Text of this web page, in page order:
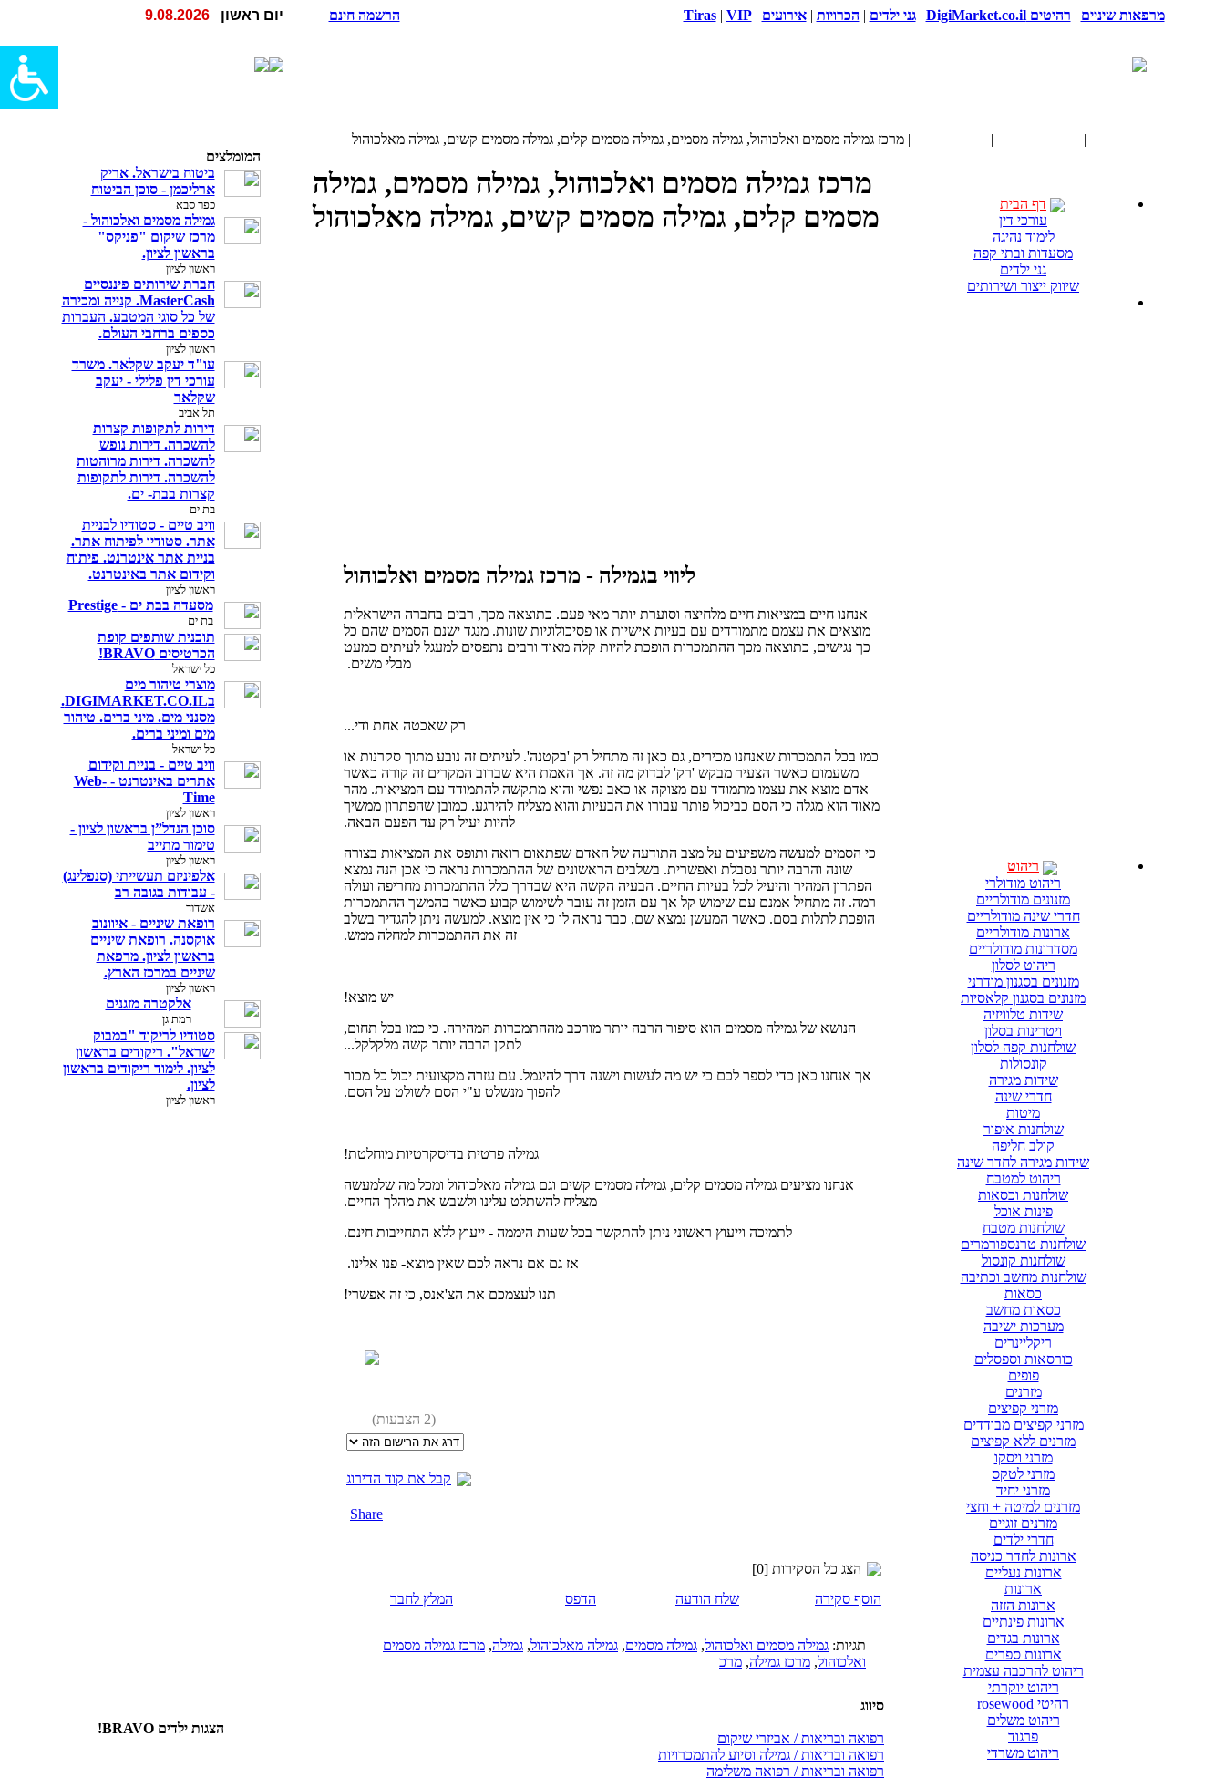
מרפאות שיניים | רהיטים DigiMarket.co.il |גני ילדים | הכרויות |אירועים |
Tiras| VIP הרשמה חינם יום ראשון 9.08.2026
|
| | מרכז גמילה מסמים ואלכוהול, גמילה מסמים, גמילה מסמים קלים, גמילה מסמים קשים, גמילה מאלכוהול
דף הבית
עורכי דין
לימוד נהיגה
מסעדות ובתי קפה
גני ילדים
שיווק ייצור ושירותים
ריהוט
ריהוט מודולרי
מזנונים מודולריים
חדרי שינה מודולריים
ארונות מודולריים
מסדרונות מודולריים
ריהוט לסלון
מזנונים בסגנון מודרני
מזנונים בסגנון קלאסיות
שידות טלוויזיה
ויטרינות בסלון
שולחנות קפה לסלון
קונסולות
שידות מגירה
חדרי שינה
מיטות
שולחנות איפור
קולב חליפה
שידות מגירה לחדר שינה
ריהוט למטבח
שולחנות וכסאות
פינות אוכל
שולחנות מטבח
שולחנות טרנספורמרים
שולחנות קונסול
שולחנות מחשב וכתיבה
כסאות
כסאות מחשב
מערכות ישיבה
ריקליינרים
כורסאות וספסלים
פופים
מזרנים
מזרני קפיצים
מזרני קפיצים מבודדים
מזרנים ללא קפיצים
מזרני ויסקו
מזרני לטקס
מזרני יחיד
מזרנים למיטה + וחצי
מזרנים זוגיים
חדרי ילדים
ארונות לחדר כניסה
ארונות נעליים
ארונות
ארונות הזזה
ארונות פינתיים
ארונות בגדים
ארונות ספרים
ריהוט להרכבה עצמית
ריהוט יוקרתי
רהיטי rosewood
ריהוט משלים
פרגוד
ריהוט משרדי
מרכז גמילה מסמים ואלכוהול, גמילה מסמים, גמילה
מסמים קלים, גמילה מסמים קשים, גמילה מאלכוהול
ליווי בגמילה - מרכז גמילה מסמים ואלכוהול
אנחנו חיים במציאות חיים מלחיצה וסוערת יותר מאי פעם. כתוצאה מכך, רבים בחברה הישראלית
מוצאים את עצמם מתמודדים עם בעיות אישיות או פסיכולוגיות שונות. מנגד ישנם הסמים שהם כל
כך נגישים, כתוצאה מכך ההתמכרות הופכת להיות קלה מאוד ורבים נתפסים למעגל לעיתים כמעט
מבלי משים.
רק שאכטה אחת ודי...
כמו בכל התמכרות שאנחנו מכירים, גם כאן זה מתחיל רק 'בקטנה'. לעיתים זה נובע מתוך סקרנות או
משעמום כאשר הצעיר מבקש 'רק' לבדוק מה זה. אך האמת היא שברוב המקרים זה קורה כאשר
אדם מוצא את עצמו מתמודד עם מצוקה או כאב נפשי והוא מתקשה להתמודד עם המציאות. מהר
מאוד הוא מגלה כי הסם כביכול פותר עבורו את הבעיות והוא מצליח להירגע. כמובן שהפתרון ממשיך
להיות יעיל רק עד הפעם הבאה.
כי הסמים למעשה משפיעים על מצב התודעה של האדם שפתאום רואה ותופס את המציאות בצורה
שונה והרבה יותר נסבלת ואפשרית. בשלבים הראשונים של ההתמכרות נראה כי אכן הנה נמצא
הפתרון המהיר והיעיל לכל בעיות החיים. הבעיה הקשה היא שבדרך כלל ההתמכרות מחריפה ועולה
רמה. זה מתחיל אמנם עם שימוש קל אך עם הזמן זה עובר לשימוש קבוע כאשר בהמשך ההתמכרות
הופכת לתלות בסם. כאשר המעשן נמצא שם, כבר נראה לו כי אין מוצא. למעשה ניתן להגדיר בשלב
זה את ההתמכרות למחלה ממש.
יש מוצא!
הנושא של גמילה מסמים הוא סיפור הרבה יותר מורכב מההתמכרות המהירה. כי כמו בכל תחום,
לתקן הרבה יותר קשה מלקלקל...
אך אנחנו כאן כדי לספר לכם כי יש מה לעשות וישנה דרך להיגמל. עם עזרה מקצועית יכול כל מכור
להפוך מנשלט ע"י הסם לשולט על הסם.
גמילה פרטית בדיסקרטיות מוחלטת!
אנחנו מציעים גמילה מסמים קלים, גמילה מסמים קשים וגם גמילה מאלכוהול ומכל מה שלמעשה
מצליח להשתלט עלינו ולשבש את מהלך החיים.
לתמיכה וייעוץ ראשוני ניתן להתקשר בכל שעות היממה - ייעוץ ללא התחייבות חינם.
אז גם אם נראה לכם שאין מוצא- פנו אלינו.
תנו לעצמכם את הצ'אנס, כי זה אפשרי!
(2 הצבעות)
קבל את קוד הדירוג
Share
|
הצג כל הסקירות [0]
הוסף סקירה
שלח הודעה הדפס המלץ לחבר
תגיות: גמילה מסמים ואלכוהול, גמילה מסמים, גמילה מאלכוהול, גמילה, מרכז גמילה מסמים
ואלכוהול, מרכז גמילה, מרכ
סיווג
רפואה ובריאות / אביזרי שיקום
רפואה ובריאות / גמילה וסיוע להתמכרויות
רפואה ובריאות / רפואה משלימה
המומלצים
ביטוח בישראל. אריק
ארליכמן - סוכן הביטוח
כפר סבא
גמילה מסמים ואלכוהול -
מרכז שיקום "פניקס"
בראשון לציון.
ראשון לציון
חברת שירותים פיננסיים
MasterCash. קנייה ומכירה
של כל סוגי המטבע. העברות
כספים ברחבי העולם.
ראשון לציון
עו"ד יעקב שקלאר. משרד
עורכי דין פלילי - יעקב
שקלאר
תל אביב
דירות לתקופות קצרות
להשכרה. דירות נופש
להשכרה. דירות מרוהטות
להשכרה‎. דירות לתקופות
קצרות בבת- ים.
בת ים
וויב טיים - סטודיו לבניית
אתר. סטודיו לפיתוח אתר.
בניית אתר אינטרנט. פיתוח
וקידום אתר באינטרנט.
ראשון לציון
מסעדה בבת ים - Prestige
בת ים
תוכנית שותפים קופת
הכרטיסים BRAVO!
כל ישראל
מוצרי טיהור מים
בDIGIMARKET.CO.IL.
מסנני מים. מיני ברים. טיהור
מים ומיני ברים.
כל ישראל
וויב טיים - בניית וקידום
אתרים באינטרנט - Web-
Time
ראשון לציון
סוכן הנדל”ן בראשון לציון -
טימור מתייב
ראשון לציון
אלפיניזם תעשייתי (סנפלינג)
- עבודות בגובה רב
אשדוד
רופאת שיניים - איוונוב
אוקסנה. רופאת שיניים
בראשון לציון. מרפאת
שיניים במרכז הארץ.
ראשון לציון
אלקטרה מזגנים
רמת גן
סטודיו לריקוד "במבוק
ישראל". ריקודים בראשון
לציון. לימוד ריקודים בראשון
לציון.
ראשון לציון
הצגות ילדים BRAVO!